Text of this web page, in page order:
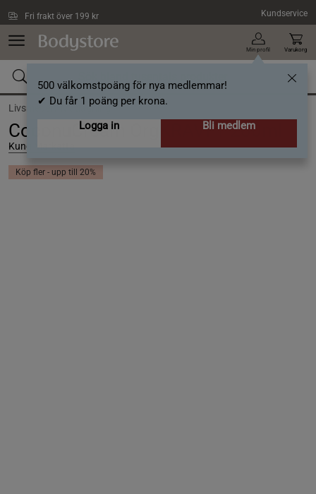
Fri frakt över 199 kr Kundservice
Min profil
500 välkomstpoäng för nya medlemmar!
✔ Du får 1 poäng per krona.
Logga in
Bli medlem
Varukorg
Livsmedel /Matlagning
CoconuCream OrgKRAVFT 200ml
Kung Markatta
Köp fler - upp till 20%